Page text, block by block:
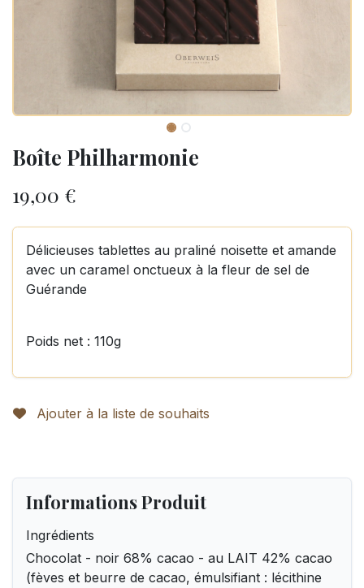
Boîte Philharmonie
19,00 €
Délicieuses tablettes au praliné noisette et amande
avec un caramel onctueux à la fleur de sel de
Guérande
Poids net : 110g
Ajouter à la liste de souhaits
Informations Produit
Ingrédients
Chocolat - noir 68% cacao - au LAIT 42% cacao
(fèves et beurre de cacao, émulsifiant : lécithine